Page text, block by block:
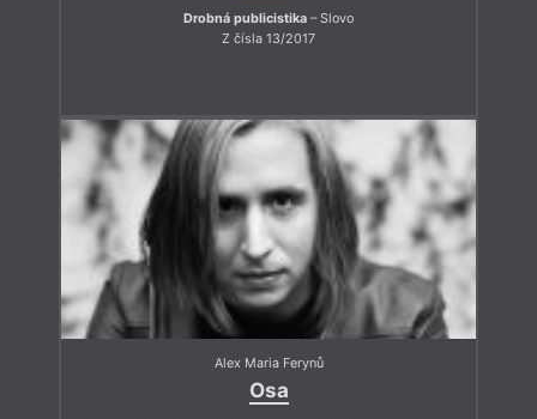
Drobná publicistika – Slovo
Z čísla 13/2017
Alex Maria Ferynů
Osa